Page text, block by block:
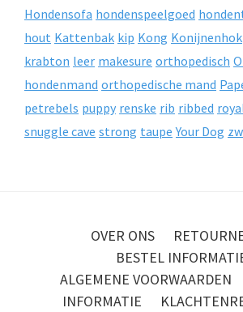
Hondensofa hondenspeelgoed
hout Kattenbak kip Kong Konijnenhok
krabton leer makesure orthopedisch
hondenmand orthopedische mand
petrebels puppy renske rib ribbed
snuggle cave strong taupe Your Dog
OVER ONS
BESTEL
ALGEMENE VOORWAARDEN
INFORMATIE